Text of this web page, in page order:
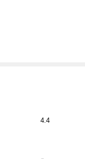
4.4